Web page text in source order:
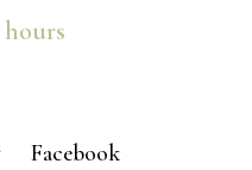
hours
Facebook